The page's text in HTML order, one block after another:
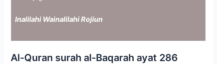
Inalilahi Wainalilahi Rojiun
Al-Quran surah al-Baqarah ayat 286